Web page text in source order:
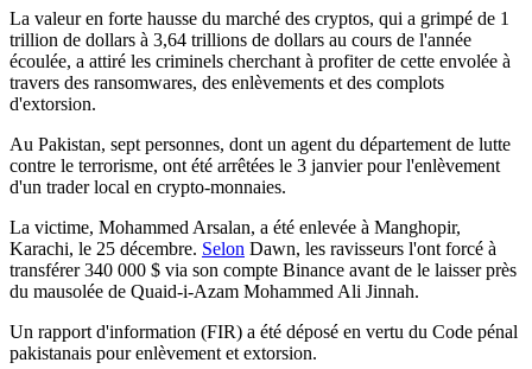
La valeur en forte hausse du marché des cryptos, qui a grimpé de 1
trillion de dollars à 3,64 trillions de dollars au cours de l'année
écoulée, a attiré les criminels cherchant à profiter de cette envolée à
travers des ransomwares, des enlèvements et des complots
d'extorsion.
Au Pakistan, sept personnes, dont un agent du département de lutte
contre le terrorisme, ont été arrêtées le 3 janvier pour l'enlèvement
d'un trader local en crypto-monnaies.
La victime, Mohammed Arsalan, a été enlevée à Manghopir,
Karachi, le 25 décembre. Selon Dawn, les ravisseurs l'ont forcé à
transférer 340 000 $ via son compte Binance avant de le laisser près
du mausolée de Quaid-i-Azam Mohammed Ali Jinnah.
Un rapport d'information (FIR) a été déposé en vertu du Code pénal
pakistanais pour enlèvement et extorsion.